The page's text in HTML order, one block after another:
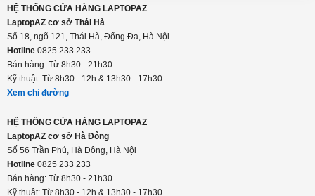
góp
Hỗ trợ suốt thời gian sử dụng
Hotline:0825 233 233
LaptopAZ cơ sở Thái Hà
Số 18, ngõ 121, Thái Hà, Đống Đa, Hà Nội
Hotline0825 233 233
Bán hàng: Từ 8h30 - 21h30
Kỹ thuật: Từ 8h30 - 12h & 13h30 - 17h30
Xem chỉ đường